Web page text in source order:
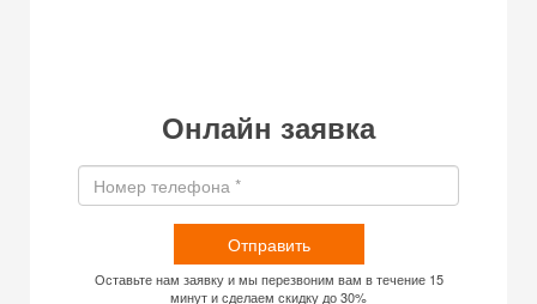
Онлайн заявка
Отправить
Оставьте нам заявку и мы перезвоним вам в течение 15
минут и сделаем скидку до 30%